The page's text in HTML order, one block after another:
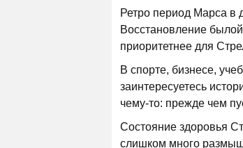
Ретро период Марса в
Восстановление
приоритетнее для
В спорте, бизнесе,
заинтересуетесь
чему-то: прежде чем
Состояние здоровья
слишком много